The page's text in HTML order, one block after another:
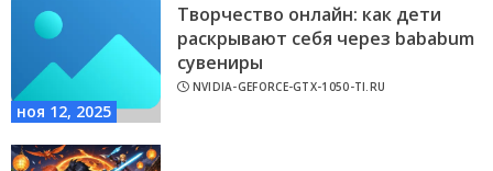
ноя 12, 2025
Творчество онлайн: как дети
раскрывают себя через bababum
сувениры
NVIDIA-GEFORCE-GTX-1050-TI.RU